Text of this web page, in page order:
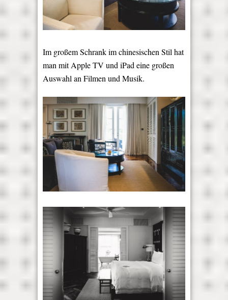
Im großem Schrank im chinesischen Stil hat
man mit Apple TV und iPad eine großen
Auswahl an Filmen und Musik.